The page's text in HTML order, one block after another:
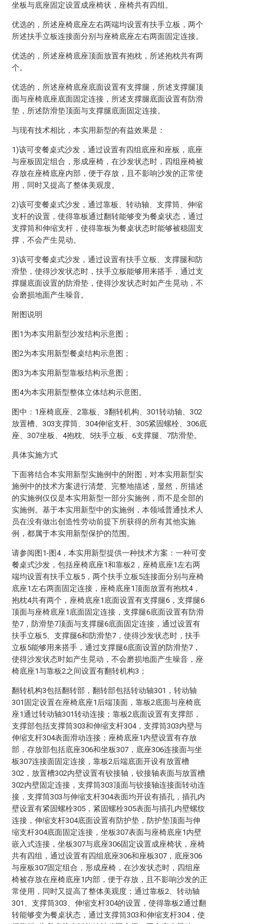
坐板与底座固定设置成座椅状，座椅共有四组。
优选的，所述座椅底座左右两端均设置有扶手立板，两个
所述扶手立板连接面分别与座椅底座左右两面固定连接。
优选的，所述座椅底座顶面放置有抱枕，所述抱枕共有两
个。
优选的，所述座椅底座底面设置有支撑腿，所述支撑腿顶
面与座椅底座底面固定连接，所述支撑腿底面设置有防滑
垫，所述防滑垫顶面与支撑腿底面固定连接。
与现有技术相比，本实用新型的有益效果是：
1)该可变餐桌式沙发，通过设置有四组底座和座板，底座
与座板固定组合，形成座椅，在沙发状态时，四组座椅被
存放在座椅底座内部，便于存放，且不影响沙发的正常使
用，同时又提高了整体美观度。
2)该可变餐桌式沙发，通过靠板、转动轴、支撑筒、伸缩
支杆的设置，使得靠板通过翻转能够变为餐桌状态，通过
支撑筒和伸缩支杆，使得靠板为餐桌状态时能够被稳固支
撑，不会产生晃动。
3)该可变餐桌式沙发，通过设置有扶手立板、支撑腿和防
滑垫，使得沙发状态时，扶手立板能够用来搭手，通过支
撑腿底面设置的防滑垫，使得沙发状态时如产生晃动，不
会磨损地面产生噪音。
附图说明
图1为本实用新型沙发结构示意图；
图2为本实用新型餐桌结构示意图；
图3为本实用新型靠板结构示意图；
图4为本实用新型整体立体结构示意图。
图中：1座椅底座、2靠板、3翻转机构、301转动轴、302
放置槽、303支撑筒、304伸缩支杆、305紧固螺栓、306底
座、307坐板、4抱枕、5扶手立板、6支撑腿、7防滑垫。
具体实施方式
下面将结合本实用新型实施例中的附图，对本实用新型实
施例中的技术方案进行清楚、完整地描述，显然，所描述
的实施例仅仅是本实用新型一部分实施例，而不是全部的
实施例。基于本实用新型中的实施例，本领域普通技术人
员在没有做出创造性劳动前提下所获得的所有其他实施
例，都属于本实用新型保护的范围。
请参阅图1-图4，本实用新型提供一种技术方案：一种可变
餐桌式沙发，包括座椅底座1和靠板2，座椅底座1左右两
端均设置有扶手立板5，两个扶手立板5连接面分别与座椅
底座1左右两面固定连接，座椅底座1顶面放置有抱枕4，
抱枕4共有两个，座椅底座1底面设置有支撑腿6，支撑腿6
顶面与座椅底座1底面固定连接，支撑腿6底面设置有防滑
垫7，防滑垫7顶面与支撑腿6底面固定连接，通过设置有
扶手立板5、支撑腿6和防滑垫7，使得沙发状态时，扶手
立板5能够用来搭手，通过支撑腿6底面设置的防滑垫7，
使得沙发状态时如产生晃动，不会磨损地面产生噪音，座
椅底座1与靠板2之间设置有翻转机构3；
翻转机构3包括翻转部，翻转部包括转动轴301，转动轴
301固定设置在座椅底座1后端顶面，靠板2底面与座椅底
座1通过转动轴301转动连接；靠板2底面设置有支撑部，
支撑部包括支撑筒303和伸缩支杆304，支撑筒303内壁与
伸缩支杆304表面滑动连接；座椅底座1内壁设置有存放
部，存放部包括底座306和坐板307，底座306连接面与坐
板307连接面固定连接，靠板2后端底面开设有放置槽
302，放置槽302内壁设置有铰接轴，铰接轴表面与放置槽
302内壁固定连接，支撑筒303顶面与铰接轴连接面转动连
接，支撑筒303与伸缩支杆304表面均开设有插孔，插孔内
壁设置有紧固螺栓305，紧固螺栓305表面与插孔内壁螺纹
连接，伸缩支杆304底面设置有防护垫，防护垫顶面与伸
缩支杆304底面固定连接，坐板307表面与座椅底座1内壁
嵌入式连接，坐板307与底座306固定设置成座椅状，座椅
共有四组，通过设置有四组底座306和座板307，底座306
与座板307固定组合，形成座椅，在沙发状态时，四组座
椅被存放在座椅底座1内部，便于存放，且不影响沙发的正
常使用，同时又提高了整体美观度；通过靠板2、转动轴
301、支撑筒303、伸缩支杆304的设置，使得靠板2通过翻
转能够变为餐桌状态，通过支撑筒303和伸缩支杆304，使